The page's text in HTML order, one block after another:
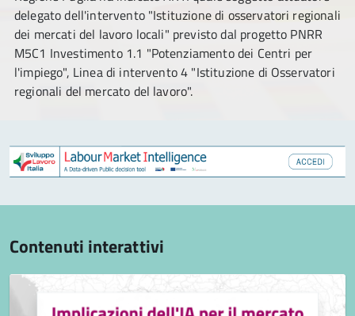
delegato dell'intervento "Istituzione di osservatori regionali
dei mercati del lavoro locali" previsto dal progetto PNRR
M5C1 Investimento 1.1 "Potenziamento dei Centri per
l'impiego", Linea di intervento 4 "Istituzione di Osservatori
regionali del mercato del lavoro".
Contenuti interattivi